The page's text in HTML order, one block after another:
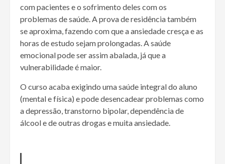
com pacientes e o sofrimento deles com os
problemas de saúde. A prova de residência também
se aproxima, fazendo com que a ansiedade cresça e as
horas de estudo sejam prolongadas. A saúde
emocional pode ser assim abalada, já que a
vulnerabilidade é maior.
O curso acaba exigindo uma saúde integral do aluno
(mental e física) e pode desencadear problemas como
a depressão, transtorno bipolar, dependência de
álcool e de outras drogas e muita ansiedade.